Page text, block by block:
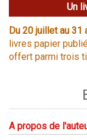
Un
Du 20 juillet au 31
livres papier
offert parmi trois
A propos de